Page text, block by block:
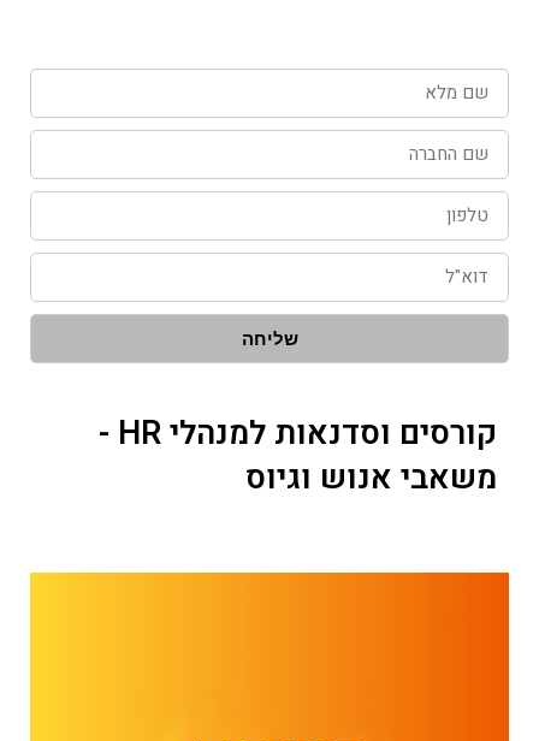
שם
מלא
שם
החברה
טלפון
דוא"ל
שליחה
קורסים וסדנאות למנהלי HR -
משאבי אנוש וגיוס